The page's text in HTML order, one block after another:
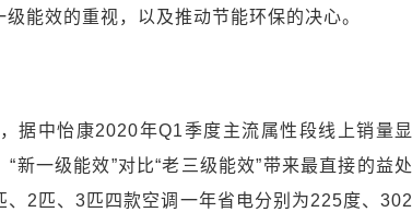
能效的重视，以及推动节能环保的决心。
据中怡康2020年Q1季度主流属性段线上销量显
一级能效”对比“老三级能效”带来最直接的益处
2匹、3匹四款空调一年省电分别为225度、302